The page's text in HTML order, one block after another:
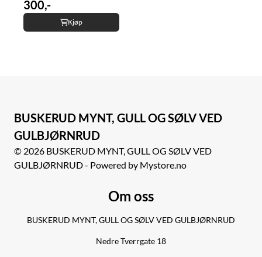
300,-
Kjøp
BUSKERUD MYNT, GULL OG SØLV VED
GULBJØRNRUD
© 2026 BUSKERUD MYNT, GULL OG SØLV VED
GULBJØRNRUD - Powered by Mystore.no
Om oss
BUSKERUD MYNT, GULL OG SØLV VED GULBJØRNRUD
Nedre Tverrgate 18